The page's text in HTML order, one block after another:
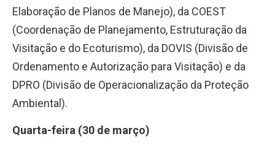
Elaboração de Planos de Manejo), da COEST
(Coordenação de Planejamento, Estruturação da
Visitação e do Ecoturismo), da DOVIS (Divisão de
Ordenamento e Autorização para Visitação) e da
DPRO (Divisão de Operacionalização da Proteção
Ambiental).
Quarta-feira (30 de março)